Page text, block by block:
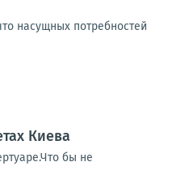
насущных потребностей
Киева
бы не